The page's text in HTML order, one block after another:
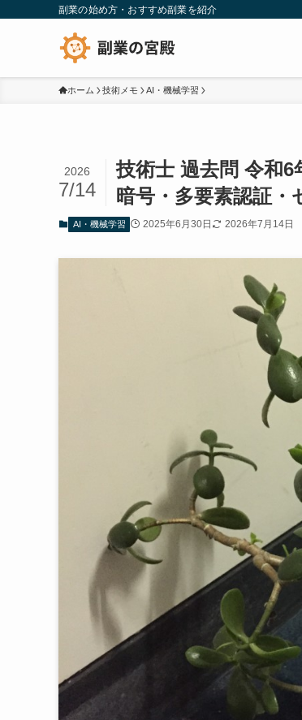
副業の始め方・おすすめ副業を紹介
ホーム 技術メモ AI・機械学習
技術士 過去問 令和
暗号・多要素認証・
2026
7/14
AI・機械学習 2025年6月30日 2026年7月14日